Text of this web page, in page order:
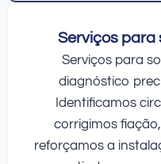
Serviços
Serviços para
diagnóstico
Identificamos
corrigimos
reforçamos a